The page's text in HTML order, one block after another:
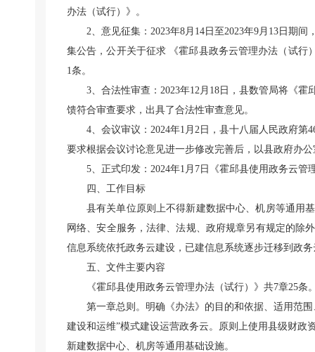
办法（试行）》。
2、意见征集：2023年8月14日至2023年9月13日期
集公告，公开关于征求 《霍邱县政务云管理办法（试行
1条。
3、合法性审查：2023年12月18日，县数管局将《
馈符合审查要求，出具了合法性审查意见。
4、会议审议：2024年1月2日，县十八届人民政府
要求根据会议讨论意见进一步修改完善后，以县政府办
5、正式印发：2024年1月7日《霍邱县使用政务云管
四、工作目标
县有关单位原则上不得新建数据中心、机房等通用
网络、安全服务，法律、法规、政府规章另有规定的除
信息系统依托政务云建设，已建信息系统逐步迁移到政务
五、文件主要内容
《霍邱县使用政务云管理办法（试行）》共7章25条
第一章总则。明确《办法》的目的和依据、适用范
建设和运维”模式建设运营政务云。原则上使用县级财
新建数据中心、机房等通用基础设施。